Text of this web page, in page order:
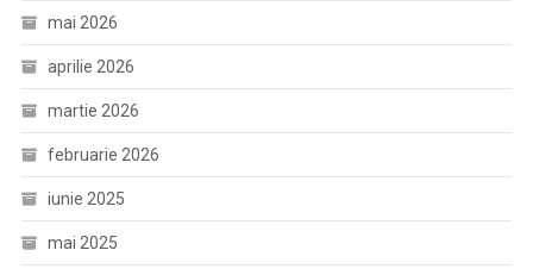
mai 2026
aprilie 2026
martie 2026
februarie 2026
iunie 2025
mai 2025